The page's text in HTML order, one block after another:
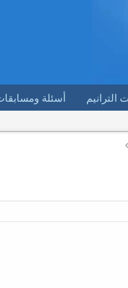
الترانيم أسئلة